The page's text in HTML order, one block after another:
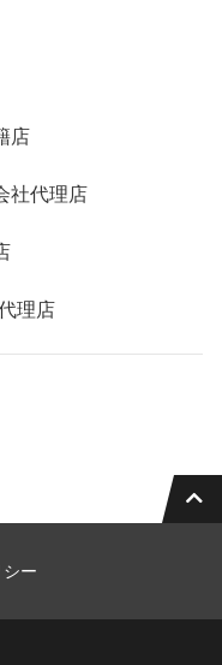
店
社代理店
理店
ー